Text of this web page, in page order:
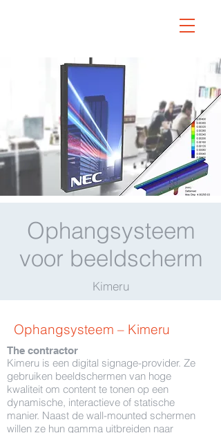
Ophangsysteem
voor beeldscherm
Kimeru
Ophangsysteem – Kimeru
The contractor
Kimeru is een digital signage-provider. Ze
gebruiken beeldschermen van hoge
kwaliteit om content te tonen op een
dynamische, interactieve of statische
manier. Naast de wall-mounted schermen
willen ze hun gamma uitbreiden naar